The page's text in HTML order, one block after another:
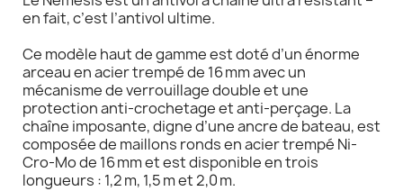
en fait, c’est l’antivol ultime.
Ce modèle haut de gamme est doté d’un énorme
arceau en acier trempé de 16 mm avec un
mécanisme de verrouillage double et une
protection anti-crochetage et anti-perçage. La
chaîne imposante, digne d’une ancre de bateau, est
composée de maillons ronds en acier trempé Ni-
Cro-Mo de 16 mm et est disponible en trois
longueurs : 1,2 m, 1,5 m et 2,0 m.